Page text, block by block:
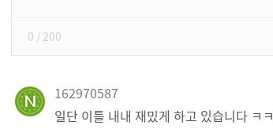
0 / 200
162970587
일단 이틀 내내 재밌게 하고 있습니다 ㅋㅋ